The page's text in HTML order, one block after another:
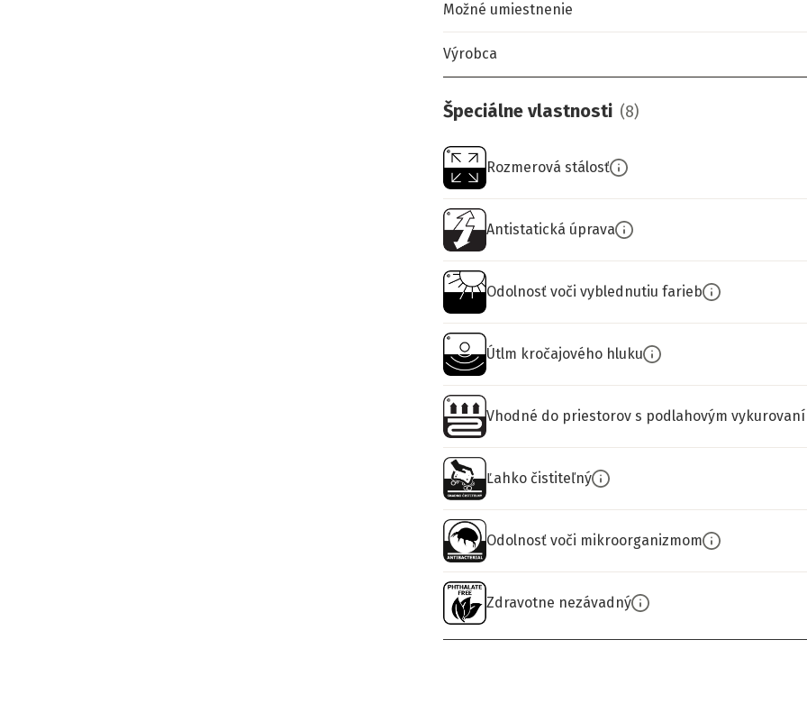
Možné umiestnenie
Výrobca
Špeciálne vlastnosti (8)
Rozmerová stálosť
Antistatická úprava
Odolnosť voči vyblednutiu farieb
Útlm kročajového hluku
Vhodné do priestorov s podlahovým
Ľahko čistiteľný
Odolnosť voči mikroorganizmom
Zdravotne nezávadný